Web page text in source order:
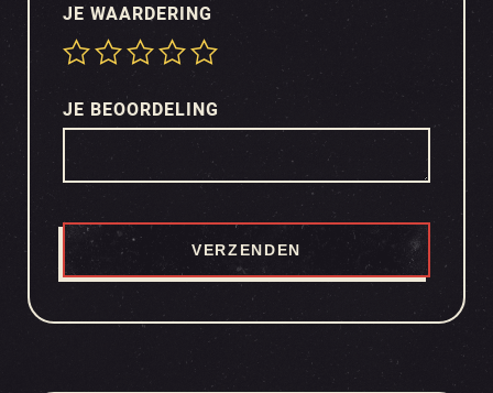
JE WAARDERING
JE BEOORDELING